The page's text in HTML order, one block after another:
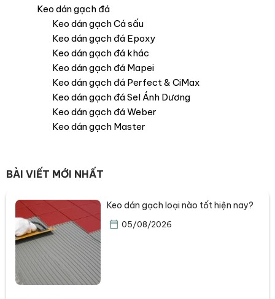
Keo dán gạch đá
Keo dán gạch Cá sấu
Keo dán gạch đá Epoxy
Keo dán gạch đá khác
Keo dán gạch đá Mapei
Keo dán gạch đá Perfect & CiMax
Keo dán gạch đá Sel Ánh Dương
Keo dán gạch đá Weber
Keo dán gạch Master
BÀI VIẾT MỚI NHẤT
Keo dán gạch loại nào tốt hiện nay?
05/08/2026